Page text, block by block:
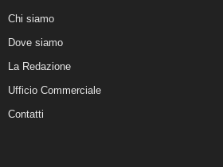
Chi siamo
Dove siamo
La Redazione
Ufficio Commerciale
Contatti